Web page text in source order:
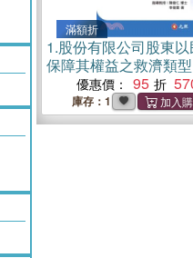
滿額折
1.股份有限公司股東
保障其權益之救濟類型
優惠價： 95
庫存：1